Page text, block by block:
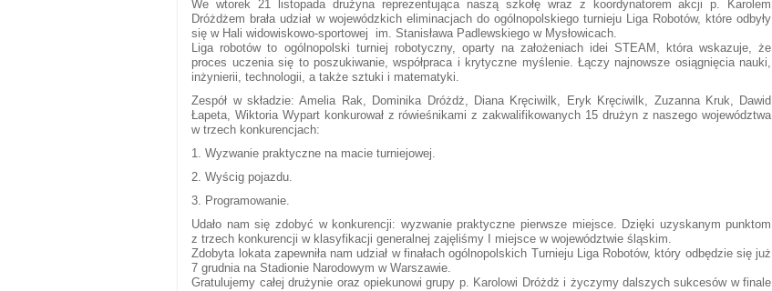
We wtorek 21 listopada drużyna reprezentująca naszą szkołę wraz z koordynatorem akcji p. Karolem
Dróżdżem brała udział w wojewódzkich eliminacjach do ogólnopolskiego turnieju Liga Robotów, które odbyły
się w Hali widowiskowo-sportowej im. Stanisława Padlewskiego w Mysłowicach.
Liga robotów to ogólnopolski turniej robotyczny, oparty na założeniach idei STEAM, która wskazuje, że
proces uczenia się to poszukiwanie, współpraca i krytyczne myślenie. Łączy najnowsze osiągnięcia nauki,
inżynierii, technologii, a także sztuki i matematyki.
Zespół w składzie: Amelia Rak, Dominika Dróżdż, Diana Kręciwilk, Eryk Kręciwilk, Zuzanna Kruk, Dawid
Łapeta, Wiktoria Wypart konkurował z rówieśnikami z zakwalifikowanych 15 drużyn z naszego województwa
w trzech konkurencjach:
1. Wyzwanie praktyczne na macie turniejowej.
2. Wyścig pojazdu.
3. Programowanie.
Udało nam się zdobyć w konkurencji: wyzwanie praktyczne pierwsze miejsce. Dzięki uzyskanym punktom
z trzech konkurencji w klasyfikacji generalnej zajęliśmy I miejsce w województwie śląskim.
Zdobyta lokata zapewniła nam udział w finałach ogólnopolskich Turnieju Liga Robotów, który odbędzie się już
7 grudnia na Stadionie Narodowym w Warszawie.
Gratulujemy całej drużynie oraz opiekunowi grupy p. Karolowi Dróżdż i życzymy dalszych sukcesów w finale